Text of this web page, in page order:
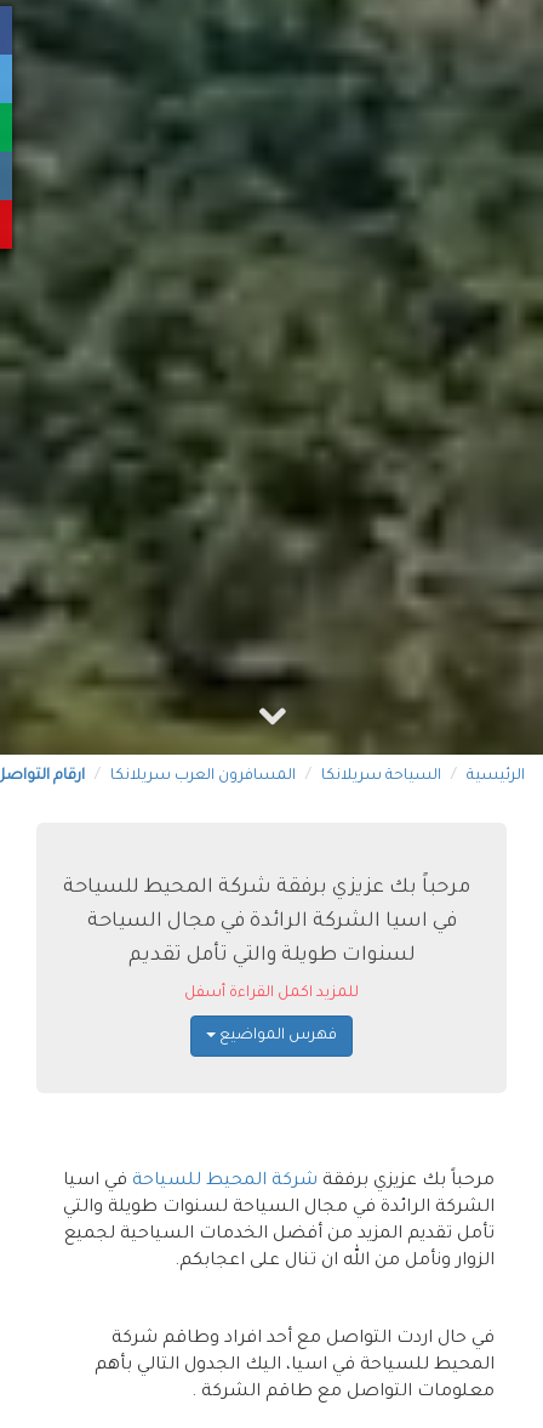
الرئيسية السياحة سريلانكا المسافرون العرب سريلانكا ارقام
مرحباً بك عزيزي برفقة شركة المحيط للسياحة
في اسيا الشركة الرائدة في مجال السياحة
لسنوات طويلة والتي تأمل تقديم
للمزيد اكمل القراءة أسفل
فهرس المواضيع
مرحباً بك عزيزي برفقة شركة المحيط للسياحة في اسيا
الشركة الرائدة في مجال السياحة لسنوات طويلة والتي
تأمل تقديم المزيد من أفضل الخدمات السياحية لجميع
الزوار ونأمل من الله ان تنال على اعجابكم.
في حال اردت التواصل مع أحد افراد وطاقم شركة
المحيط للسياحة في اسيا، اليك الجدول التالي بأهم
معلومات التواصل مع طاقم الشركة .